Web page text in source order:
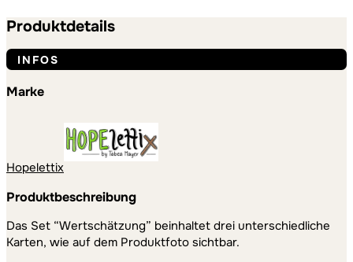
Produktdetails
INFOS
Marke
Hopelettix
Produktbeschreibung
Das Set “Wertschätzung” beinhaltet drei unterschiedliche
Karten, wie auf dem Produktfoto sichtbar.